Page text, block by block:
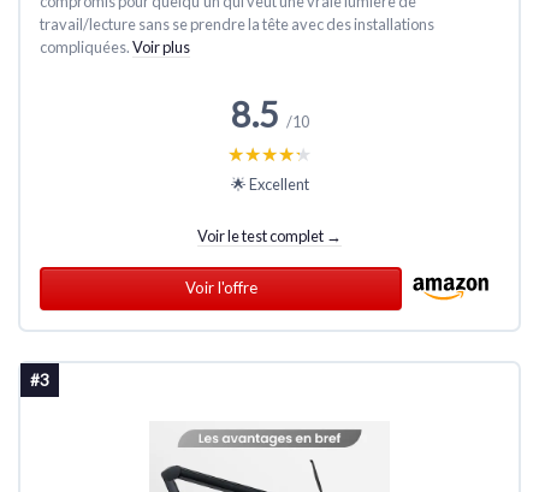
travail/lecture sans se prendre la tête avec des installations
compliquées.Voir plus
8.5 /10
★★★★★
★★★★★
🌟 Excellent
Voir le test complet →
Voir l'offre
#3